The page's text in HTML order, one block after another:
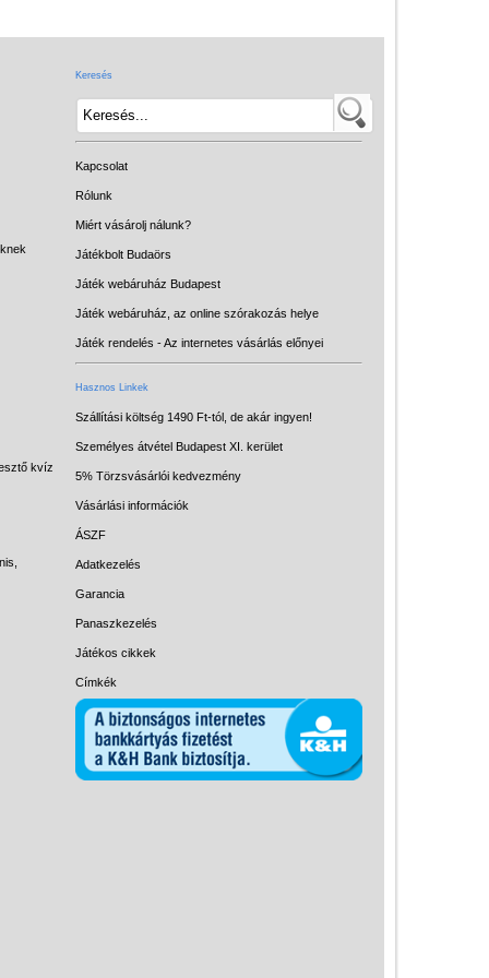
kvíz
Keresés
Kapcsolat
Rólunk
Miért vásárolj nálunk?
Játékbolt Budaörs
Játék webáruház Budapest
Játék webáruház, az online szórakozás helye
Játék rendelés - Az internetes vásárlás előnyei
Hasznos Linkek
Szállítási költség 1490 Ft-tól, de akár ingyen!
Személyes átvétel Budapest XI. kerület
5% Törzsvásárlói kedvezmény
Vásárlási információk
ÁSZF
Adatkezelés
Garancia
Panaszkezelés
Játékos cikkek
Címkék
Intelligens gyurma
Licenszes TOP
gyerekajándékok
LOGICO
LÜK
Papírszínház
Pixelhobby